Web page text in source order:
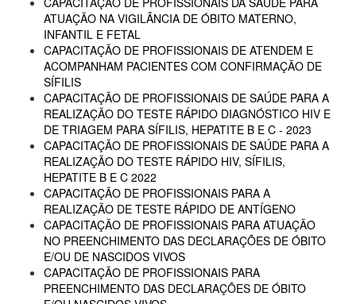
ATUAÇÃO NA VIGILÂNCIA DE ÓBITO MATERNO,
INFANTIL E FETAL
CAPACITAÇÃO DE PROFISSIONAIS DE ATENDEM E
ACOMPANHAM PACIENTES COM CONFIRMAÇÃO DE
SÍFILIS
CAPACITAÇÃO DE PROFISSIONAIS DE SAÚDE PARA A
REALIZAÇÃO DO TESTE RÁPIDO DIAGNÓSTICO HIV E
DE TRIAGEM PARA SÍFILIS, HEPATITE B E C - 2023
CAPACITAÇÃO DE PROFISSIONAIS DE SAÚDE PARA A
REALIZAÇÃO DO TESTE RÁPIDO HIV, SÍFILIS,
HEPATITE B E C 2022
CAPACITAÇÃO DE PROFISSIONAIS PARA A
REALIZAÇÃO DE TESTE RÁPIDO DE ANTÍGENO
CAPACITAÇÃO DE PROFISSIONAIS PARA ATUAÇÃO
NO PREENCHIMENTO DAS DECLARAÇÕES DE ÓBITO
E/OU DE NASCIDOS VIVOS
CAPACITAÇÃO DE PROFISSIONAIS PARA
PREENCHIMENTO DAS DECLARAÇÕES DE ÓBITO